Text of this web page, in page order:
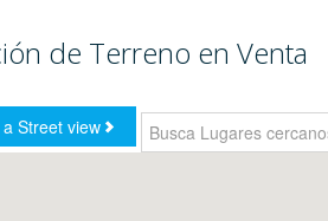
de Terreno en Venta